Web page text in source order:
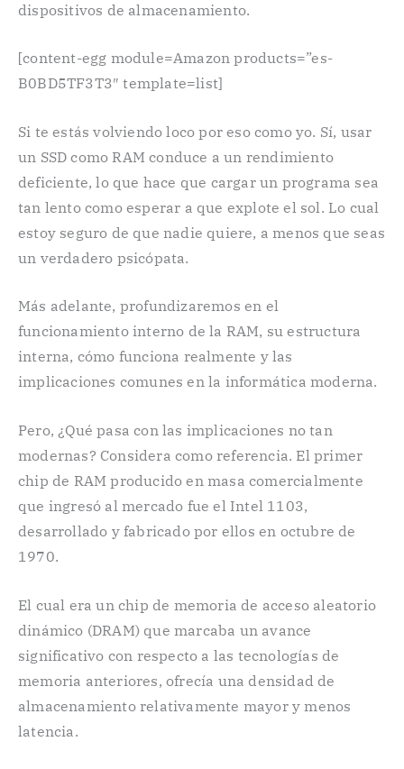
dispositivos de almacenamiento.
[content-egg module=Amazon products=”es-
B0BD5TF3T3″ template=list]
Si te estás volviendo loco por eso como yo. Sí, usar
un SSD como RAM conduce a un rendimiento
deficiente, lo que hace que cargar un programa sea
tan lento como esperar a que explote el sol. Lo cual
estoy seguro de que nadie quiere, a menos que seas
un verdadero psicópata.
Más adelante, profundizaremos en el
funcionamiento interno de la RAM, su estructura
interna, cómo funciona realmente y las
implicaciones comunes en la informática moderna.
Pero, ¿Qué pasa con las implicaciones no tan
modernas? Considera como referencia. El primer
chip de RAM producido en masa comercialmente
que ingresó al mercado fue el Intel 1103,
desarrollado y fabricado por ellos en octubre de
1970.
El cual era un chip de memoria de acceso aleatorio
dinámico (DRAM) que marcaba un avance
significativo con respecto a las tecnologías de
memoria anteriores, ofrecía una densidad de
almacenamiento relativamente mayor y menos
latencia.